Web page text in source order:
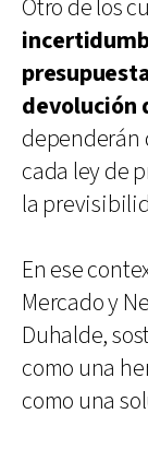
Otro de los
devolución
dependerán
cada ley de
la
En ese
Mercado y
Duhalde,
como una
como una